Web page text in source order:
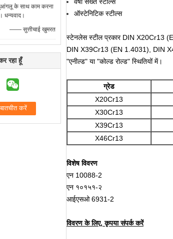
गुआंगलू के साथ काम करना
धन्यवाद।
—— सुत्तीचाई खुमरत
रहा हूँ
ऑस्टेनिटिक स्टील्स
स्टेनलेस स्टील प्रकार DIN X20Cr13
DIN X39Cr13 (EN 1.4031), DIN
"एनील्ड" या "कोल्ड रोल्ड" स्थितियों में।
ग्रेड
X20Cr13
X30Cr13
X39Cr13
X46Cr13
विशेष विवरण
एन 10088-2
एन १०१५१-२
आईएसओ 6931-2
विवरण के लिए, कृपया संपर्क करें